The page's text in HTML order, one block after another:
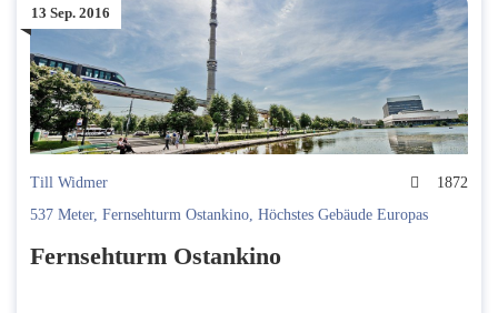
13 Sep. 2016
Till Widmer
1872
537 Meter, Fernsehturm Ostankino, Höchstes Gebäude Europas
Fernsehturm Ostankino